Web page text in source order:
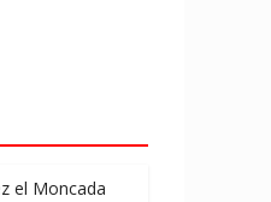
el Moncada